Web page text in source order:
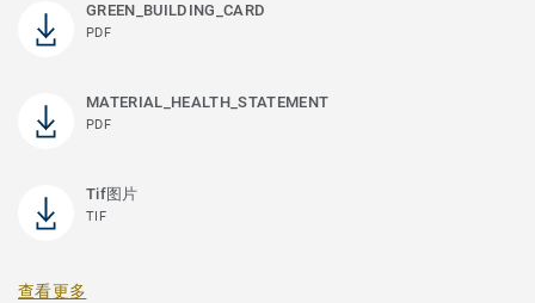
GREEN_BUILDING_CARD
PDF
MATERIAL_HEALTH_STATEMENT
PDF
Tif图片
TIF
查看更多